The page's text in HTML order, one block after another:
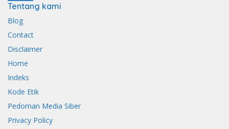
Tentang kami
Blog
Contact
Disclaimer
Home
Indeks
Kode Etik
Pedoman Media Siber
Privacy Policy